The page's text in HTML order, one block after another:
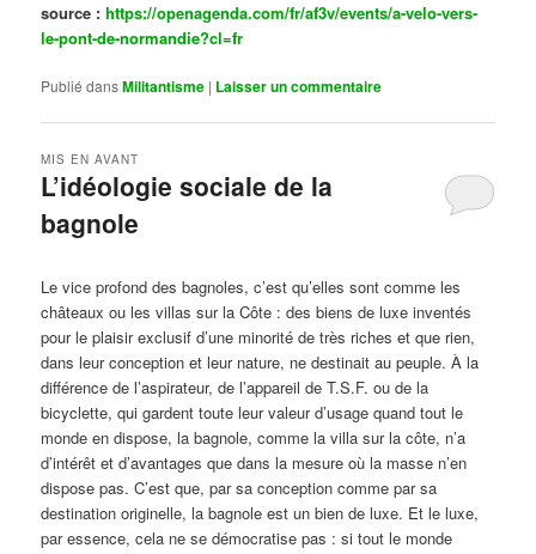
source :https://openagenda.com/fr/af3v/events/a-velo-vers-
le-pont-de-normandie?cl=fr
Publié dansMilitantisme | Laisser un commentaire
L’idéologie sociale de la
bagnole
MIS EN AVANT
Le vice profond des bagnoles, c’est qu’elles sont comme les
châteaux ou les villas sur la Côte : des biens de luxe inventés
pour le plaisir exclusif d’une minorité de très riches et que rien,
dans leur conception et leur nature, ne destinait au peuple. À la
différence de l’aspirateur, de l’appareil de T.S.F. ou de la
bicyclette, qui gardent toute leur valeur d’usage quand tout le
monde en dispose, la bagnole, comme la villa sur la côte, n’a
d’intérêt et d’avantages que dans la mesure où la masse n’en
dispose pas. C’est que, par sa conception comme par sa
destination originelle, la bagnole est un bien de luxe. Et le luxe,
par essence, cela ne se démocratise pas : si tout le monde